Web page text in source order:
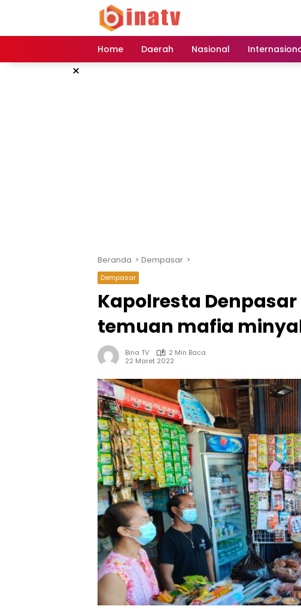
Home Daerah Nasional
×
Beranda Dempasar
Dempasar
Kapolresta
temuan mafia
Bina TV
2 Min Baca
22 Maret 2022